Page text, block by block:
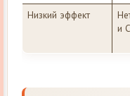
Низкий эффект
и